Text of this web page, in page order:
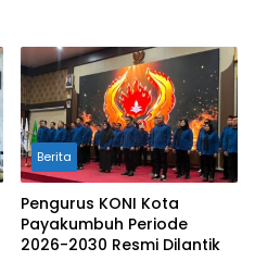
Berita
Pengurus KONI Kota
Payakumbuh Periode
2026-2030 Resmi Dilantik